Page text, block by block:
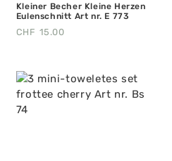
Kleiner Becher Kleine Herzen
Eulenschnitt Art nr. E 773
CHF 15.00